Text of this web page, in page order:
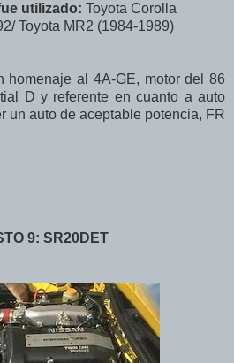
utilizado: Toyota Corolla
Toyota MR2 (1984-1989)
homenaje al 4A-GE, motor del 86
D y referente en cuanto a auto
un auto de aceptable potencia, FR
9: SR20DET